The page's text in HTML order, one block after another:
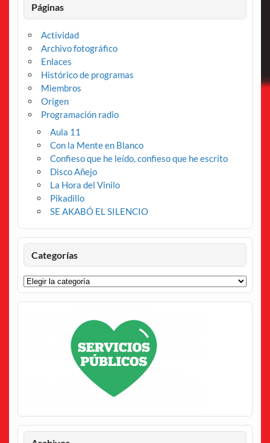
Páginas
Actividad
Archivo fotográfico
Enlaces
Histórico de programas
Miembros
Origen
Programación radio
Aula 11
Con la Mente en Blanco
Confieso que he leído, confieso que he escrito
Disco Añejo
La Hora del Vinilo
Pikadillo
SE AKABÓ EL SILENCIO
Categorías
Categorías